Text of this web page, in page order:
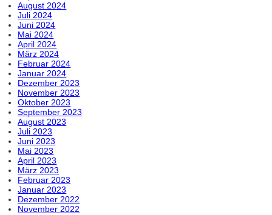
August 2024
Juli 2024
Juni 2024
Mai 2024
April 2024
März 2024
Februar 2024
Januar 2024
Dezember 2023
November 2023
Oktober 2023
September 2023
August 2023
Juli 2023
Juni 2023
Mai 2023
April 2023
März 2023
Februar 2023
Januar 2023
Dezember 2022
November 2022